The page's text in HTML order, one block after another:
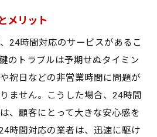
メリット
24時間対応のサービスがあるこ
のトラブルは予期せぬタイミン
祝日などの非営業時間に問題が
ません。こうした場合、24時間
、顧客にとって大きな安心感を
時間対応の業者は、迅速に駆け